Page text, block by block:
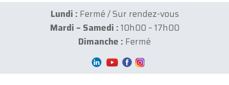
Lundi : Fermé / Sur rendez-vous
Mardi – Samedi :10h00 – 17h00
Dimanche : Fermé